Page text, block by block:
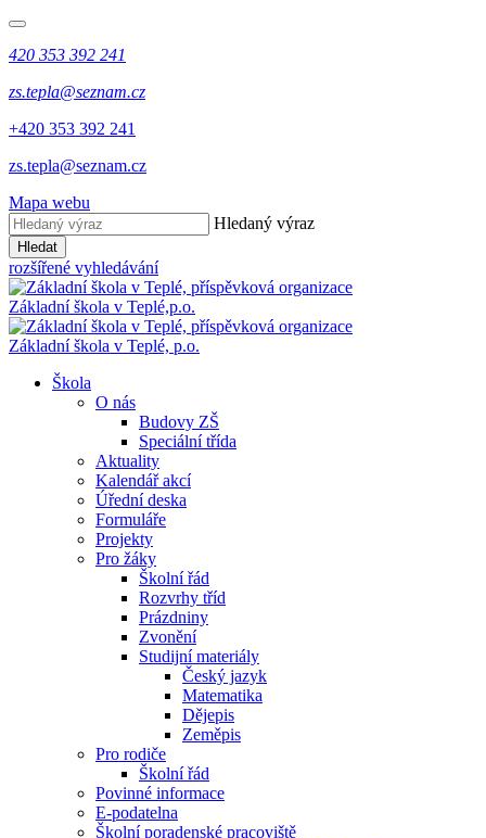
420 353 392 241
zs.tepla@seznam.cz
+420 353 392 241
zs.tepla@seznam.cz
Mapa webu
Hledaný výraz
Hledat
rozšířené vyhledávání
Základní škola v Teplé,p.o.
Základní škola v Teplé, p.o.
Škola
O nás
Budovy ZŠ
Speciální třída
Aktuality
Kalendář akcí
Úřední deska
Formuláře
Projekty
Pro žáky
Školní řád
Rozvrhy tříd
Prázdniny
Zvonění
Studijní materiály
Český jazyk
Matematika
Dějepis
Zeměpis
Pro rodiče
Školní řád
Povinné informace
E-podatelna
Školní poradenské pracoviště